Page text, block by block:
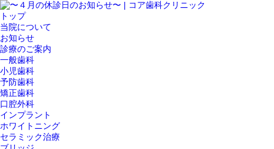
トップ
当院について
お知らせ
診療のご案内
一般歯科
小児歯科
予防歯科
矯正歯科
口腔外科
インプラント
ホワイトニング
セラミック治療